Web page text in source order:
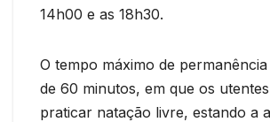
14h00 e as 18h30.
O tempo máximo de
de 60 minutos, em que os
praticar natação livre, estando a